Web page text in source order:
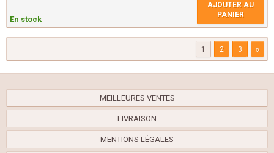
En stock
AJOUTER AU
PANIER
1 2 3 »
MEILLEURES VENTES
LIVRAISON
MENTIONS LÉGALES